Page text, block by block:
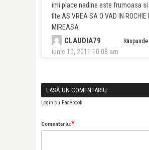
imi place nadine este frumoasa si
fite.AS VREA SA O VAD IN ROCHIE
MIREASA
CLAUDIA79
iunie 10, 2011 10:08 am
Răspunde
LASĂ UN COMENTARIU:
Login cu Facebook
Comentariu:*